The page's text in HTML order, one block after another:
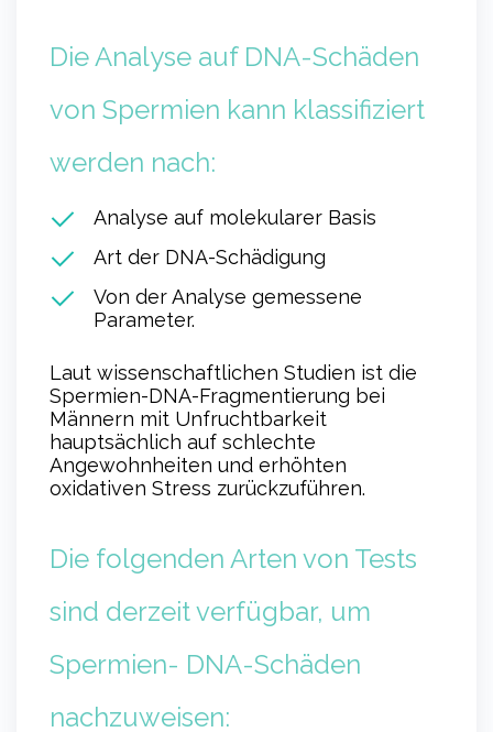
Die Analyse auf DNA-Schäden
von Spermien kann klassifiziert
werden nach:
Analyse auf molekularer Basis
Art der DNA-Schädigung
Von der Analyse gemessene
Parameter.
Laut wissenschaftlichen Studien ist die
Spermien-DNA-Fragmentierung bei
Männern mit Unfruchtbarkeit
hauptsächlich auf schlechte
Angewohnheiten und erhöhten
oxidativen Stress zurückzuführen.
Die folgenden Arten von Tests
sind derzeit verfügbar, um
Spermien- DNA-Schäden
nachzuweisen: